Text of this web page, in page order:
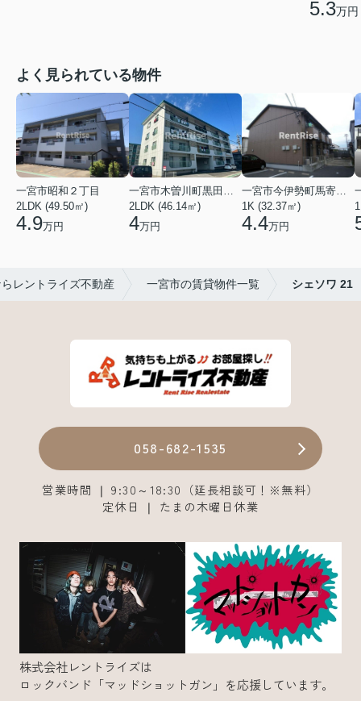
5.3万円
よく見られている物件
一宮市昭和２丁目
2LDK (49.50㎡)
4.9万円
一宮市木曽川町黒田五ノ通り
2LDK (46.14㎡)
4万円
一宮市今伊勢町馬寄字福塚前
1K (32.37㎡)
4.4万円
レントライズ不動産 一宮市の賃貸物件一覧 シェソワ 21
058-682-1535
営業時間 ❘ 9:30～18:30（延長相談可！※無料）
定休日 ❘ たまの木曜日休業
株式会社レントライズは
ロックバンド「マッドショットガン」を応援しています。